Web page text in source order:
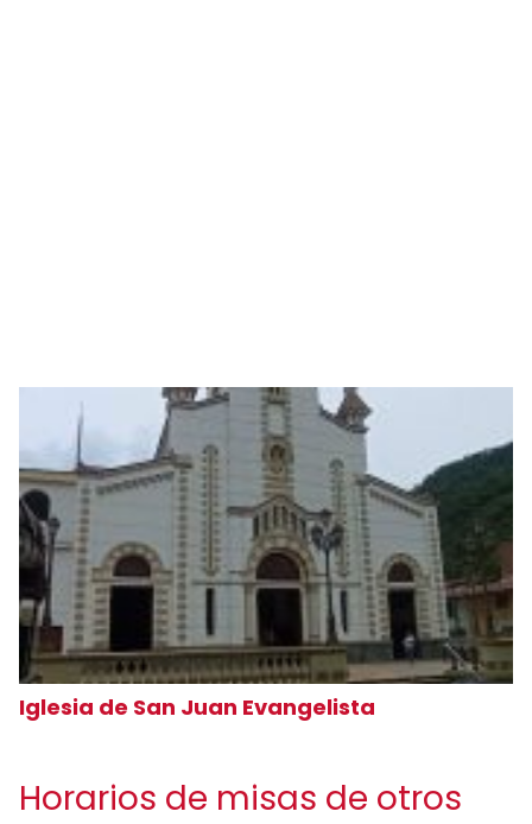
Iglesia de San Juan Evangelista
Horarios de misas de otros